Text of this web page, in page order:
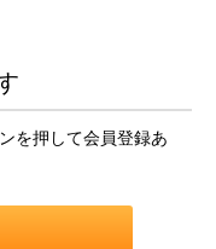
を押して会員登録あ